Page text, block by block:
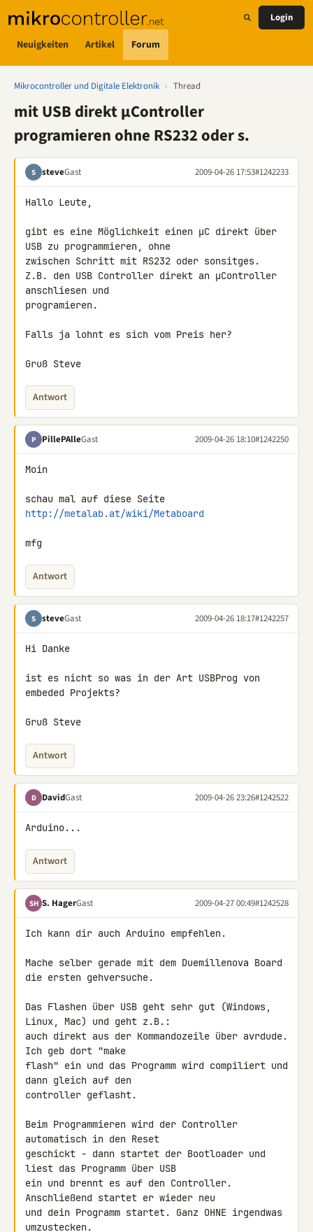
Neuigkeiten Artikel Forum
Login
Mikrocontroller und Digitale Elektronik › Thread
mit USB direkt µController
programieren ohne RS232 oder s.
S steveGast 2009-04-26 17:53#1242233
Hallo Leute,
gibt es eine Möglichkeit einen µC direkt über
USB zu programmieren, ohne
zwischen Schritt mit RS232 oder sonsitges.
Z.B. den USB Controller direkt an µController
anschliesen und
programieren.
Falls ja lohnt es sich vom Preis her?
Gruß Steve
Antwort
P PillePAlleGast 2009-04-26 18:10#1242250
Moin
http://metalab.at/wiki/Metaboard
mfg
Antwort
S steveGast 2009-04-26 18:17#1242257
Hi Danke
ist es nicht so was in der Art USBProg von
embeded Projekts?
Gruß Steve
Antwort
D DavidGast 2009-04-26 23:26#1242522
Arduino...
Antwort
SH S. HagerGast 2009-04-27 00:49#1242528
Ich kann dir auch Arduino empfehlen.
Mache selber gerade mit dem Duemillenova Board
die ersten gehversuche.
Das Flashen über USB geht sehr gut (Windows,
Linux, Mac) und geht z.B.:
auch direkt aus der Kommandozeile über avrdude.
Ich geb dort "make
flash" ein und das Programm wird compiliert und
dann gleich auf den
controller geflasht.
Beim Programmieren wird der Controller
automatisch in den Reset
geschickt - dann startet der Bootloader und
liest das Programm über USB
ein und brennt es auf den Controller.
Anschließend startet er wieder neu
und dein Programm startet. Ganz OHNE irgendwas
umzustecken.